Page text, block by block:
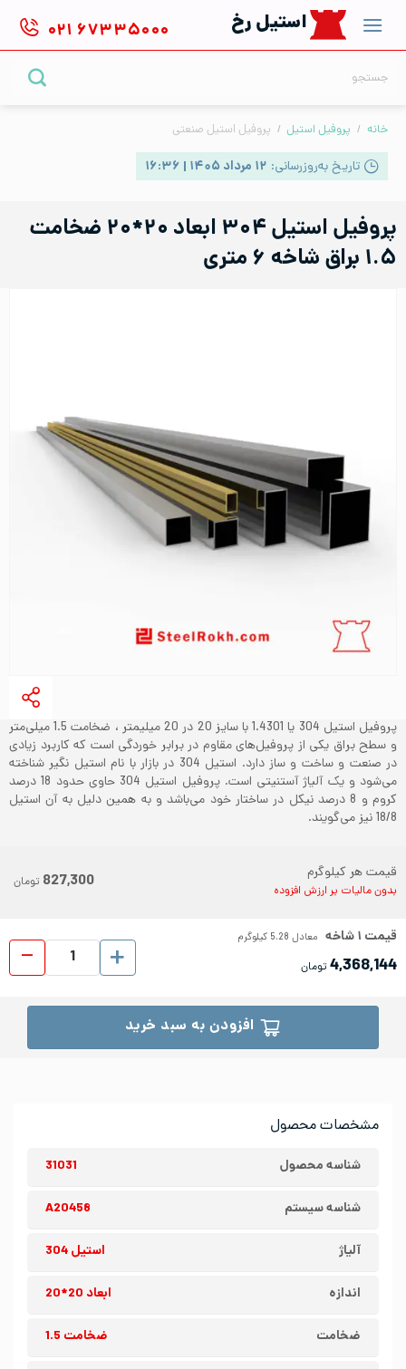
content
استیل رخ ۰۲۱ ۶۷۳۳۵۰۰۰
خانه / پروفیل استیل / پروفیل استیل صنعتی
تاریخ به‌روزرسانی: ۱۲ مرداد ۱۴۰۵ | ۱۶:۳۶
مشخصات محصول
شناسه محصول 31031
شناسه سیستم A20458
آلیاژ استیل 304
اندازه ابعاد 20*20
ضخامت ضخامت 1.5
پروفیل استیل ۳۰۴ ابعاد ۲۰*۲۰ ضخامت
۱.۵ براق شاخه ۶ متری
پروفیل استیل 304 یا 1.4301 با سایز 20 در 20 میلیمتر ، ضخامت 1.5 میلی‌متر
و سطح براق یکی از پروفیل‌های مقاوم در برابر خوردگی است که کاربرد زیادی
در صنعت و ساخت و ساز دارد. استیل 304 در بازار با نام استیل نگیر شناخته
می‌شود و یک آلیاژ آستنیتی است. پروفیل استیل 304 حاوی حدود 18 درصد
کروم و 8 درصد نیکل در ساختار خود می‌باشد و به همین دلیل به آن استیل
18/8 نیز می‌گویند.
قیمت هر کیلوگرم
بدون مالیات بر ارزش افزوده 827,300 تومان
قیمت ۱شاخه معادل 5.28 کیلوگرم
4,368,144تومان
افزودن به سبد خرید